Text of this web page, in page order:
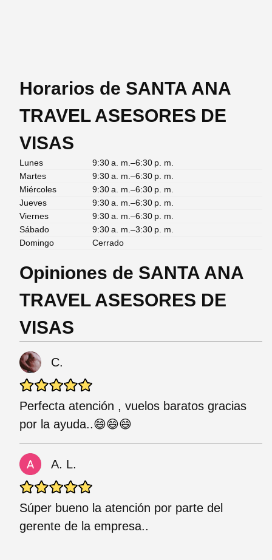
Horarios de SANTA ANA
TRAVEL ASESORES DE
VISAS
Lunes
9:30 a. m.–6:30 p. m.
Martes
9:30 a. m.–6:30 p. m.
Miércoles
9:30 a. m.–6:30 p. m.
Jueves
9:30 a. m.–6:30 p. m.
Viernes
9:30 a. m.–6:30 p. m.
Sábado
9:30 a. m.–3:30 p. m.
Domingo
Cerrado
Opiniones de SANTA ANA
TRAVEL ASESORES DE
VISAS
C.
Perfecta atención , vuelos baratos gracias
por la ayuda..😄😄😄
A. L.
Súper bueno la atención por parte del
gerente de la empresa..